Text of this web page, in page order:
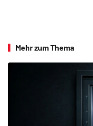
Mehr zum Thema